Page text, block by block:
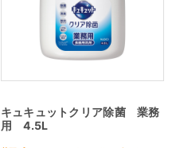
キュキュットクリア除菌 業務
用 4.5L